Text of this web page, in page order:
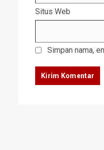
Situs Web
Simpan nama,